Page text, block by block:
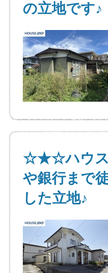
の立地です♪
☆★☆ハウス
や銀行まで
した立地♪